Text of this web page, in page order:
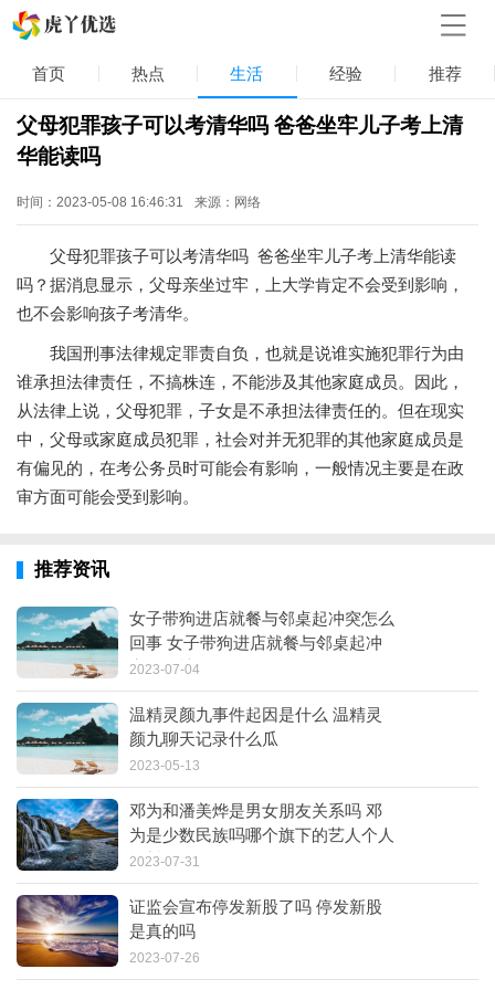
首页 热点 生活 经验 推荐
父母犯罪孩子可以考清华吗 爸爸坐牢儿子考上清
华能读吗
时间：2023-05-08 16:46:31 来源：网络
父母犯罪孩子可以考清华吗 爸爸坐牢儿子考上清华能读
吗？据消息显示，父母亲坐过牢，上大学肯定不会受到影响，
也不会影响孩子考清华。
我国刑事法律规定罪责自负，也就是说谁实施犯罪行为由
谁承担法律责任，不搞株连，不能涉及其他家庭成员。因此，
从法律上说，父母犯罪，子女是不承担法律责任的。但在现实
中，父母或家庭成员犯罪，社会对并无犯罪的其他家庭成员是
有偏见的，在考公务员时可能会有影响，一般情况主要是在政
审方面可能会受到影响。
推荐资讯
女子带狗进店就餐与邻桌起冲突怎么
回事 女子带狗进店就餐与邻桌起冲
突什么情况
2023-07-04
温精灵颜九事件起因是什么 温精灵
颜九聊天记录什么瓜
2023-05-13
邓为和潘美烨是男女朋友关系吗 邓
为是少数民族吗哪个旗下的艺人个人
资料简介
2023-07-31
证监会宣布停发新股了吗 停发新股
是真的吗
2023-07-26